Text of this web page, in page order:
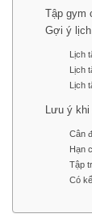
Tập gym
Gợi ý
Lịch
Lịch
Lịch
Lưu ý khi
Cân
Hạn
Tập
Có